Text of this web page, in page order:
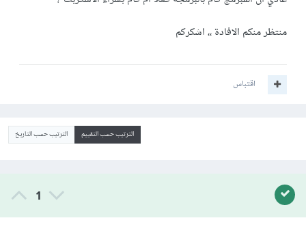
منتظر منكم الافادة ،، اشكركم
اقتباس
الترتيب حسب التقييم الترتيب حسب التاريخ
1